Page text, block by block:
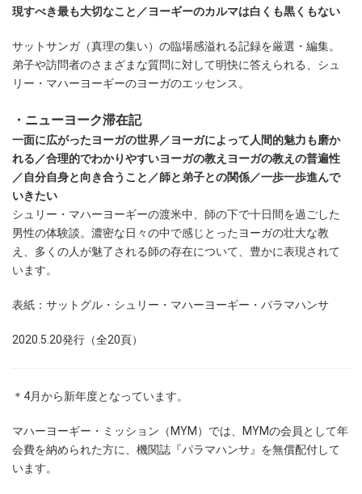
現すべき最も大切なこと／ヨーギーのカルマは白くも黒くもない
サットサンガ（真理の集い）の臨場感溢れる記録を厳選・編集。
弟子や訪問者のさまざまな質問に対して明快に答えられる、シュ
リー・マハーヨーギーのヨーガのエッセンス。
・ニューヨーク滞在記
一面に広がったヨーガの世界／ヨーガによって人間的魅力も磨か
れる／合理的でわかりやすいヨーガの教えヨーガの教えの普遍性
／自分自身と向き合うこと／師と弟子との関係／一歩一歩進んで
いきたい
シュリー・マハーヨーギーの渡米中、師の下で十日間を過ごした
男性の体験談。濃密な日々の中で感じとったヨーガの壮大な教
え、多くの人が魅了される師の存在について、豊かに表現されて
います。
表紙：サットグル・シュリー・マハーヨーギー・パラマハンサ
2020.5.20発行（全20頁）
＊4月から新年度となっています。
マハーヨーギー・ミッション（MYM）では、MYMの会員として年
会費を納められた方に、機関誌『パラマハンサ』を無償配付して
います。